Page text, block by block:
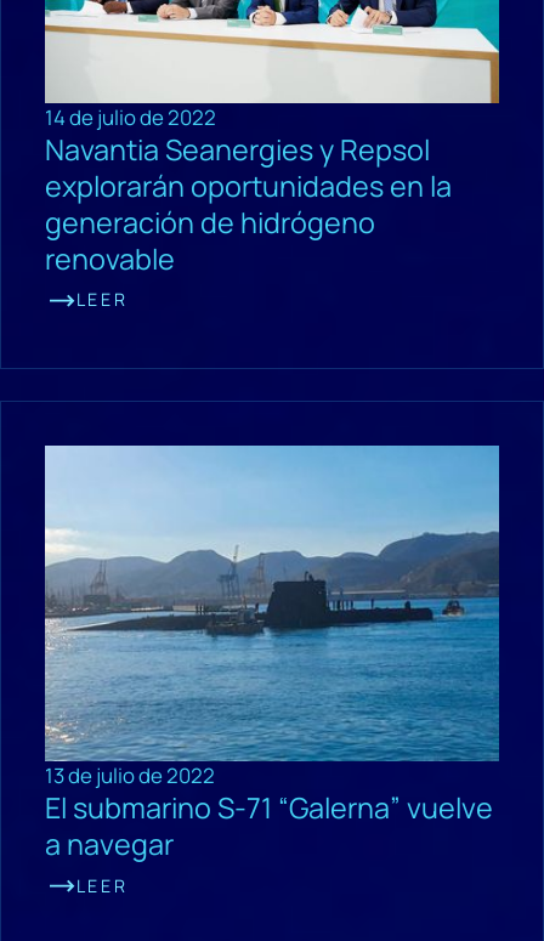
14 de julio de 2022
Navantia Seanergies y Repsol
explorarán oportunidades en la
generación de hidrógeno
renovable
LEER
13 de julio de 2022
El submarino S-71 “Galerna” vuelve
a navegar
LEER